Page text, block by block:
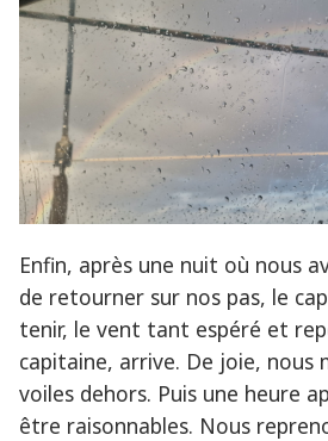
Enfin, après une nuit où nous
de retourner sur nos pas, le
tenir, le vent tant espéré et
capitaine, arrive. De joie,
voiles dehors. Puis une heure
être raisonnables. Nous